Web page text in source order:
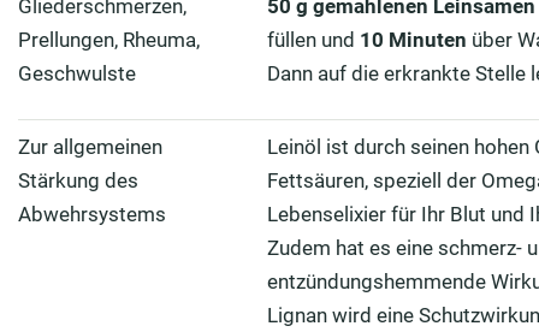
Gliederschmerzen,
Prellungen, Rheuma,
Geschwulste
50 g gemahlenen Leinsamen
füllen und 10 Minuten über
Dann auf die erkrankte Stelle
Zur allgemeinen
Stärkung des
Abwehrsystems
Leinöl ist durch seinen
Fettsäuren, speziell der
Lebenselixier für Ihr Blut und
Zudem hat es eine schmerz-
entzündungshemmende
Lignan wird eine